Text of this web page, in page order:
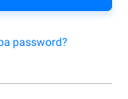
password?